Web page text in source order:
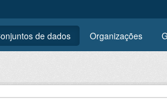
de dados Organizações